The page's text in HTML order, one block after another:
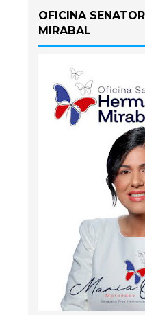
OFICINA
MIRABAL